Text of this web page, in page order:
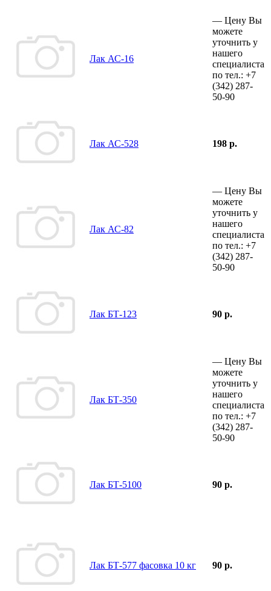
Лак АС-16
— Цену Вы
можете
уточнить у
нашего
специалиста
по тел.: +7
(342) 287-
50-90
Лак АС-528 198 р.
Лак АС-82
— Цену Вы
можете
уточнить у
нашего
специалиста
по тел.: +7
(342) 287-
50-90
Лак БТ-123 90 р.
Лак БТ-350
— Цену Вы
можете
уточнить у
нашего
специалиста
по тел.: +7
(342) 287-
50-90
Лак БТ-5100 90 р.
Лак БТ-577 фасовка 10 кг 90 р.